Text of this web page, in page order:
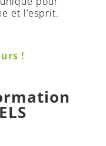
et l’esprit.
!